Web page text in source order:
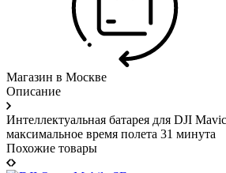
Магазин в Москве
Описание
Интеллектуальная батарея для DJI
максимальное время полета 31 минута
Похожие товары